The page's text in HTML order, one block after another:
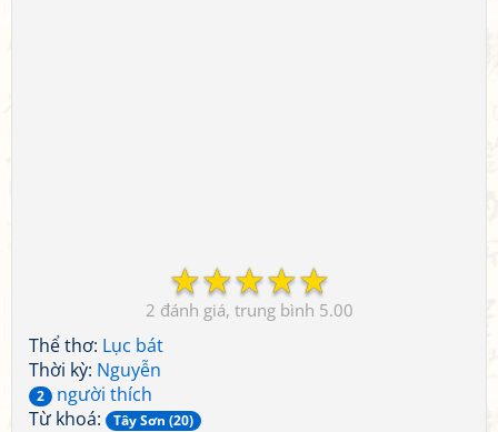
☆
☆
☆
☆
☆
2 5.00
Thể thơ: Lục bát
Thời kỳ: Nguyễn
2
người thích
Từ khoá:
Tây Sơn (20)